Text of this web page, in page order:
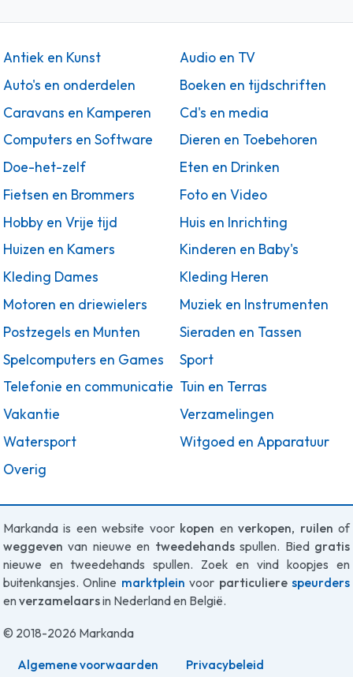
Antiek en Kunst
Audio en TV
Auto's en onderdelen
Boeken en tijdschriften
Caravans en Kamperen
Cd's en media
Computers en Software
Dieren en Toebehoren
Doe-het-zelf
Eten en Drinken
Fietsen en Brommers
Foto en Video
Hobby en Vrije tijd
Huis en Inrichting
Huizen en Kamers
Kinderen en Baby's
Kleding Dames
Kleding Heren
Motoren en driewielers
Muziek en Instrumenten
Postzegels en Munten
Sieraden en Tassen
Spelcomputers en Games
Sport
Telefonie en communicatie Tuin en Terras
Vakantie
Verzamelingen
Watersport
Witgoed en Apparatuur
Overig
Markanda is een website voor kopen enverkopen, ruilen of
weggeven van nieuwe en tweedehandsspullen. Bied gratis
nieuwe en tweedehands spullen. Zoek en vind koopjes en
buitenkansjes. Online marktplein voor particulierespeurders
en verzamelaarsin Nederland en België.
© 2018-2026 Markanda
Algemene voorwaarden Privacybeleid